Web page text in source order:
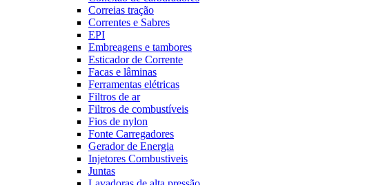
Correias tração
Correntes e Sabres
EPI
Embreagens e tambores
Esticador de Corrente
Facas e lâminas
Ferramentas elétricas
Filtros de ar
Filtros de combustíveis
Fios de nylon
Fonte Carregadores
Gerador de Energia
Injetores Combustiveis
Juntas